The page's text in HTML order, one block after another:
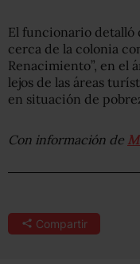
El funcionario detalló
cerca de la colonia
Renacimiento”, en el
lejos de las áreas
en situación de
Con información de
Compartir